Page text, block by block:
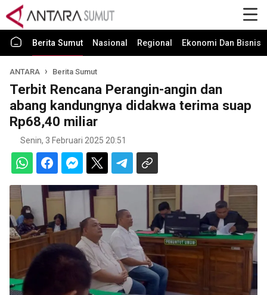
Berita Sumut Nasional Regional Ekonomi Dan Bisnis
ANTARA Berita Sumut
Terbit Rencana Perangin-angin dan
abang kandungnya didakwa terima suap
Rp68,40 miliar
Senin, 3 Februari 2025 20:51